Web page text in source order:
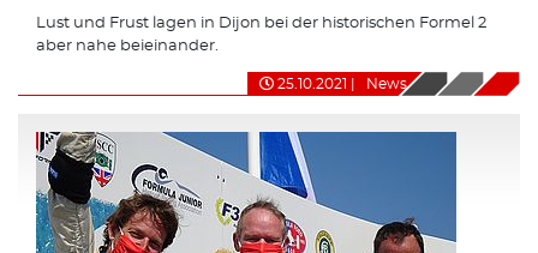
Lust und Frust lagen in Dijon bei der historischen Formel 2
aber nahe beieinander.
25.10.2021 News